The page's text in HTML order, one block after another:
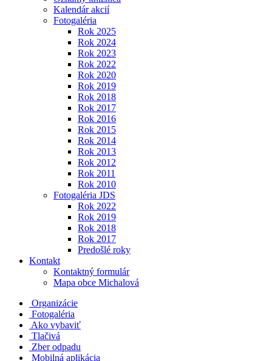
Kalendár akcií
Fotogaléria
Rok 2025
Rok 2024
Rok 2023
Rok 2022
Rok 2020
Rok 2019
Rok 2018
Rok 2017
Rok 2016
Rok 2015
Rok 2014
Rok 2013
Rok 2012
Rok 2011
Rok 2010
Fotogaléria JDS
Rok 2022
Rok 2019
Rok 2018
Rok 2017
Predošlé roky
Kontakt
Kontaktný formulár
Mapa obce Michalová
Organizácie
Fotogaléria
Ako vybaviť
Tlačivá
Zber odpadu
Mobilná aplikácia